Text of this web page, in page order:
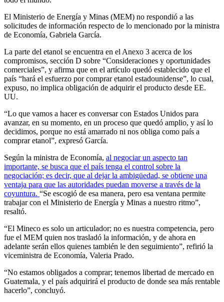
El Ministerio de Energía y Minas (MEM) no respondió a las
solicitudes de información respecto de lo mencionado por la ministra
de Economía, Gabriela García.
La parte del etanol se encuentra en el Anexo 3 acerca de los
compromisos, sección D sobre “Consideraciones y oportunidades
comerciales”, y afirma que en el artículo quedó establecido que el
país “hará el esfuerzo por comprar etanol estadounidense”, lo cual,
expuso, no implica obligación de adquirir el producto desde EE.
UU.
“Lo que vamos a hacer es conversar con Estados Unidos para
avanzar, en su momento, en un proceso que quedó amplio, y así lo
decidimos, porque no está amarrado ni nos obliga como país a
comprar etanol”, expresó García.
Según la ministra de Economía, al negociar un aspecto tan
importante, se busca que el país tenga el control sobre la
negociación; es decir, que al dejar la ambigüedad, se obtiene una
ventaja para que las autoridades puedan moverse a través de la
coyuntura. “Se escogió de esa manera, pero esa ventana permite
trabajar con el Ministerio de Energía y Minas a nuestro ritmo”,
resaltó.
“El Mineco es solo un articulador; no es nuestra competencia, pero
fue el MEM quien nos trasladó la información, y de ahora en
adelante serán ellos quienes también le den seguimiento”, refirió la
viceministra de Economía, Valeria Prado.
“No estamos obligados a comprar; tenemos libertad de mercado en
Guatemala, y el país adquirirá el producto de donde sea más rentable
hacerlo”, concluyó.